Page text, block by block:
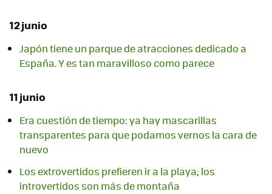
12 junio
Japón tiene un parque de atracciones dedicado a
España. Y es tan maravilloso como parece
11 junio
Era cuestión de tiempo: ya hay mascarillas
transparentes para que podamos vernos la cara de
nuevo
Los extrovertidos prefieren ir a la playa; los
introvertidos son más de montaña